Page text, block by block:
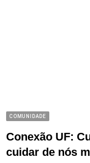
COMUNIDADE
Conexão UF:
cuidar de nós